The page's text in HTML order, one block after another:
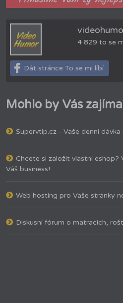
4 829 to se
Dát stránce To se mi líbí
Mohlo by Vás
Supervtip.cz - Vaše denní dávka
Chcete si založit vlastní
Váš business!
Web hosting pro Vaše stránky
Diskusní fórum o matracích,